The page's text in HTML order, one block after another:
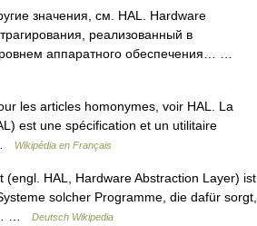
значения, см. HAL. Hardware
реализованный в
аппаратного обеспечения… …
les articles homonymes, voir HAL. La
est une spécification et un utilitaire
Wikipédia en Français
HAL, Hardware Abstraction Layer) ist
solcher Programme, die dafür sorgt,
…
Deutsch Wikipedia